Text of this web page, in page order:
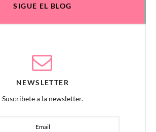
SIGUE EL BLOG
NEWSLETTER
Suscribete a la newsletter.